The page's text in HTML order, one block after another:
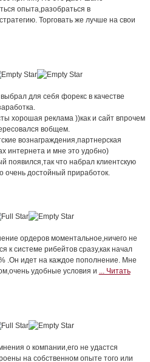
опыта,разобраться в
Торговать же лучше на свои
для себя форекс в качестве
хорошая реклама ))как и сайт впрочем
вобщем.
вознаграждения,партнерская
интернета и мне это удобно)
появился,так что набрал клиентскую
очень достойный приработок.
ордеров моментальное,ничего не
к системе рибейтов сразу,как начал
.Он идет на каждое пополнение. Мне
удобные условия и ... Читать
о компании,его не удастся
на собственном опыте того или